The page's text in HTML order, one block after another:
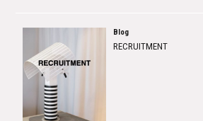
Blog
RECRUITMENT